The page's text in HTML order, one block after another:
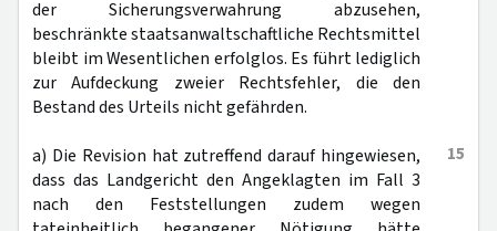
der Sicherungsverwahrung abzusehen,
beschränkte staatsanwaltschaftliche Rechtsmittel
bleibt im Wesentlichen erfolglos. Es führt lediglich
zur Aufdeckung zweier Rechtsfehler, die den
Bestand des Urteils nicht gefährden.
15
a) Die Revision hat zutreffend darauf hingewiesen,
dass das Landgericht den Angeklagten im Fall 3
nach den Feststellungen zudem wegen